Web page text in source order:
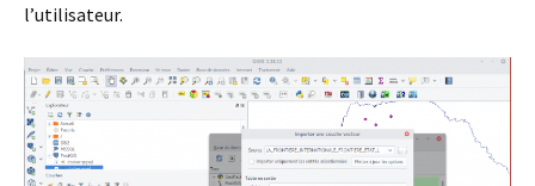
l’utilisateur.